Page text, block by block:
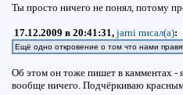
Ты просто ничего не понял, потому
17.12.2009 в 20:41:31, jarni писал(a):
Ещё одно откровение о том что нами
Об этом он тоже пишет в камментах -
вообще ничего. Подчёркиваю